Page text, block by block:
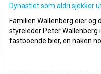
Dynastiet som aldri sjekker
Familien Wallenberg eier og
styreleder Peter Wallenberg
fastboende bier, en naken